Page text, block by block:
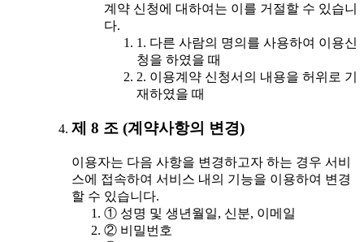
계약 신청에 대하여는 이를 거절할 수 있습니
다.
1. 다른 사람의 명의를 사용하여 이용신
청을 하였을 때
2. 이용계약 신청서의 내용을 허위로 기
재하였을 때
제 8 조 (계약사항의 변경)
이용자는 다음 사항을 변경하고자 하는 경우 서비
스에 접속하여 서비스 내의 기능을 이용하여 변경
할 수 있습니다.
① 성명 및 생년월일, 신분, 이메일
② 비밀번호